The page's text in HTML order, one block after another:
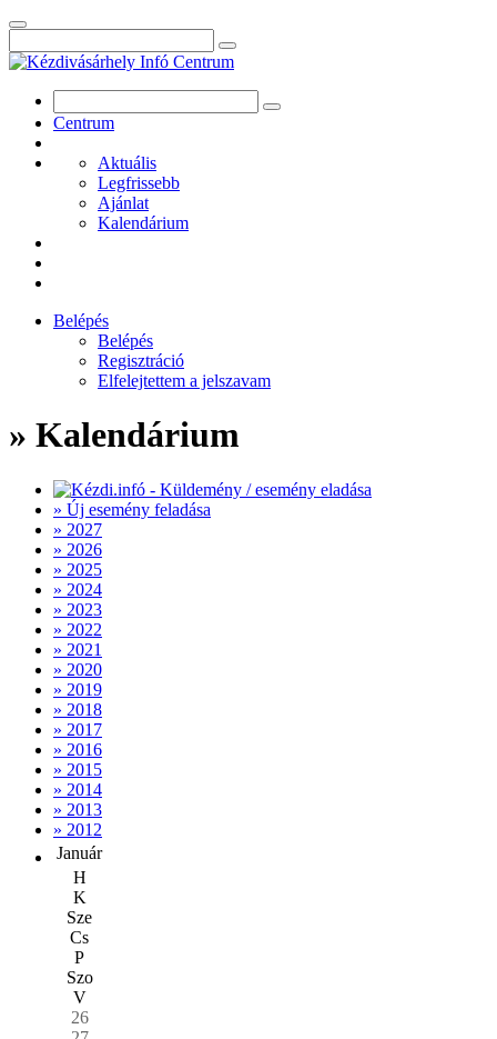
Centrum
Aktuális
Legfrissebb
Ajánlat
Kalendárium
Belépés
Belépés
Regisztráció
Elfelejtettem a jelszavam
» Kalendárium
» Új esemény feladása
» 2027
» 2026
» 2025
» 2024
» 2023
» 2022
» 2021
» 2020
» 2019
» 2018
» 2017
» 2016
» 2015
» 2014
» 2013
» 2012
Január
H
K
Sze
Cs
P
Szo
V
26